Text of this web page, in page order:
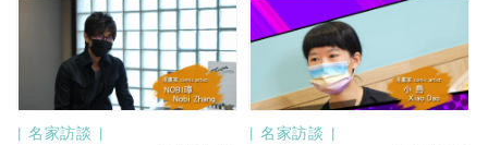
名家訪談 名家訪談